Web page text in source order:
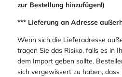
zur Bestellung hinzufügen!)
*** Lieferung an Adresse
Wenn sich die Lieferadresse
tragen Sie das Risiko, falls es in
dem Import geben sollte.
sich vergewissert zu haben,